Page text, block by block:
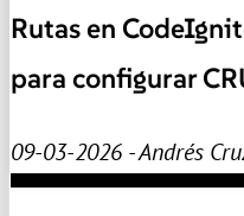
Rutas en
para configurar
09-03-2026 - Andrés